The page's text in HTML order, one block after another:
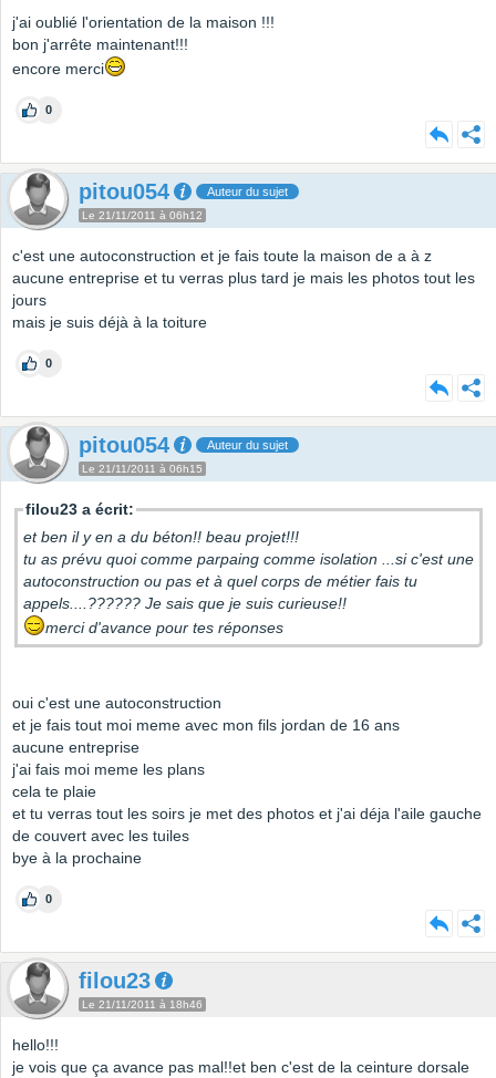
j'ai oublié l'orientation de la maison !!!
bon j'arrête maintenant!!!
encore merci
0
pitou054 Auteur du sujet
Le 21/11/2011 à 06h12
c'est une autoconstruction et je fais toute la maison de a à z
aucune entreprise et tu verras plus tard je mais les photos tout les
jours
mais je suis déjà à la toiture
0
pitou054 Auteur du sujet
Le 21/11/2011 à 06h15
filou23 a écrit:
et ben il y en a du béton!! beau projet!!!
tu as prévu quoi comme parpaing comme isolation ...si c'est une
autoconstruction ou pas et à quel corps de métier fais tu
appels....?????? Je sais que je suis curieuse!!
merci d'avance pour tes réponses
oui c'est une autoconstruction
et je fais tout moi meme avec mon fils jordan de 16 ans
aucune entreprise
j'ai fais moi meme les plans
cela te plaie
et tu verras tout les soirs je met des photos et j'ai déja l'aile gauche
de couvert avec les tuiles
bye à la prochaine
0
filou23
Le 21/11/2011 à 18h46
hello!!!
je vois que ça avance pas mal!!et ben c'est de la ceinture dorsale